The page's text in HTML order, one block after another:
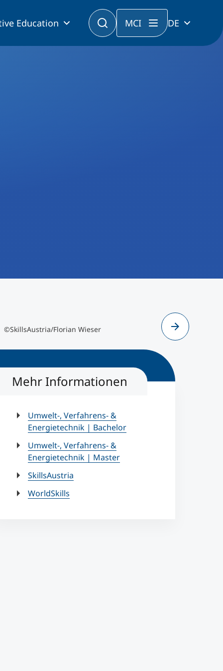
Education MCI DE
©SkillsAustria/Florian Wieser
Mehr Informationen
Umwelt-, Verfahrens- &
Energietechnik | Bachelor
Umwelt-, Verfahrens- &
Energietechnik | Master
SkillsAustria
WorldSkills